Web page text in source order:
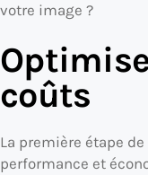
votre image ?
coûts
La première étape de
performance et